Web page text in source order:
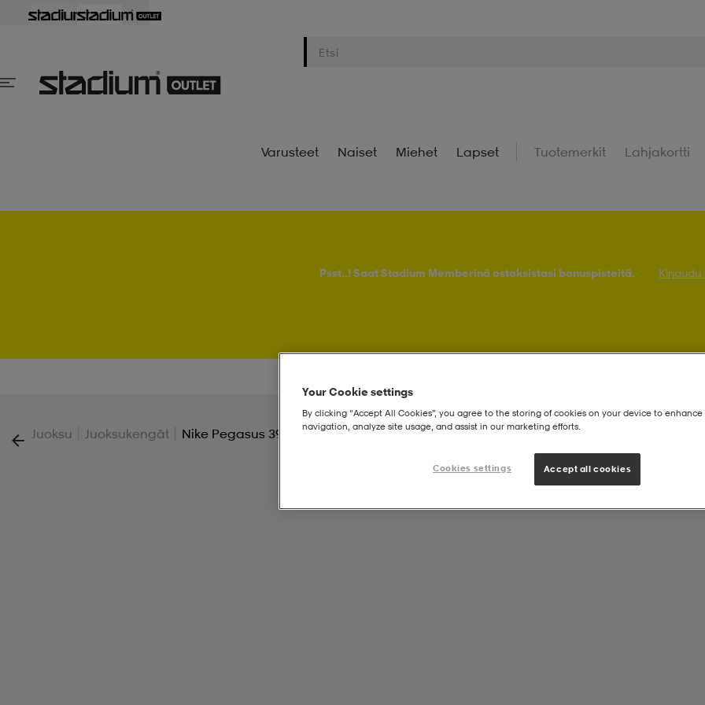
Varusteet Naiset Miehet Lapset Tuotemerkit Lahjakortti
Psst..! Saat Stadium Memberinä ostoksistasi bonuspisteitä. Kirjaudu
Juoksu Juoksukengät Nike Pegasus 39 Men's Road Running
Your Cookie settings
By clicking “Accept All Cookies”, you agree to the storing of cookies on your device to enhance
navigation, analyze site usage, and assist in our marketing efforts.
Cookies settings Accept all cookies